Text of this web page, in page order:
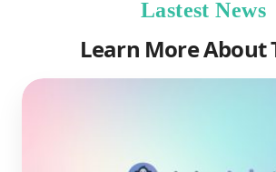
Lastest News
Learn More About